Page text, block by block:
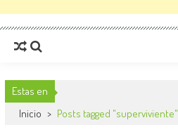
Estas en
Inicio > Posts tagged "superviviente"